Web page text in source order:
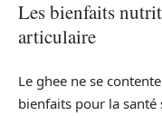
Les bienfaits
articulaire
Le ghee ne se
bienfaits pour la